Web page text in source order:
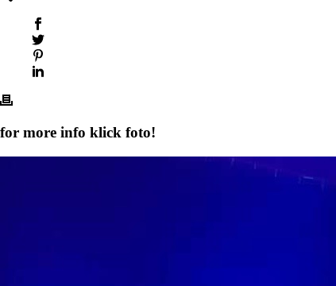
for more info klick foto!